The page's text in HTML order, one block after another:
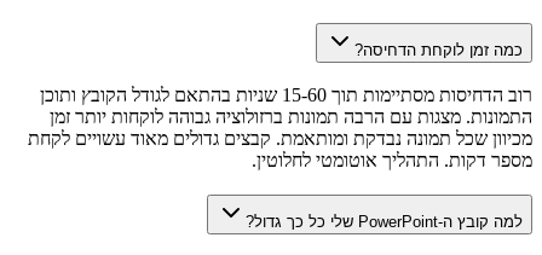
כמה זמן לוקחת הדחיסה?
רוב הדחיסות מסתיימות תוך 15-60 שניות בהתאם לגודל הקובץ ותוכן
התמונות. מצגות עם הרבה תמונות ברזולוציה גבוהה לוקחות יותר זמן
מכיוון שכל תמונה נבדקת ומותאמת. קבצים גדולים מאוד עשויים לקחת
מספר דקות. התהליך אוטומטי לחלוטין.
למה קובץ ה-PowerPoint שלי כל כך גדול?